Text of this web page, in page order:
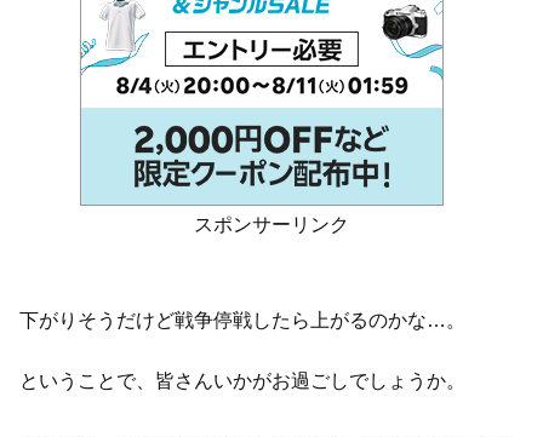
スポンサーリンク
下がりそうだけど戦争停戦したら上がるのかな…。
ということで、皆さんいかがお過ごしでしょうか。